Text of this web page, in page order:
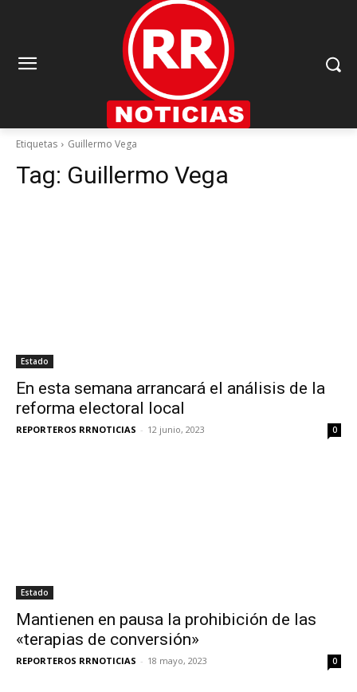
Etiquetas Guillermo Vega
Tag: Guillermo Vega
Estado
En esta semana arrancará el análisis de la
reforma electoral local
REPORTEROS RRNOTICIAS - 12 junio, 2023 0
Estado
Mantienen en pausa la prohibición de las
«terapias de conversión»
REPORTEROS RRNOTICIAS - 18 mayo, 2023 0